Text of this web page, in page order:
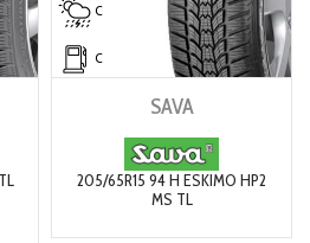
C
C
SAVA
205/65R15 94 H ESKIMO HP2
MS TL